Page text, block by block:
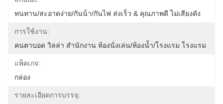
ทนทาน/สะอาดง่าย/กันน้ํา/กันไฟ ส่งเร็ว & คุณภาพดี ไม่เสียงดัง
การใช้งาน:
คนตาบอด วิลล่า สำนักงาน ห้องนั่งเล่น/ห้องน้ำ/โรงแรม โรงแรม
แพ็คเกจ:
กล่อง
รายละเอียดการบรรจุ: